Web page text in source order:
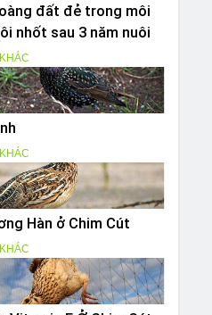
đất đẻ trong môi
nhốt sau 3 năm nuôi
Hàn ở Chim Cút